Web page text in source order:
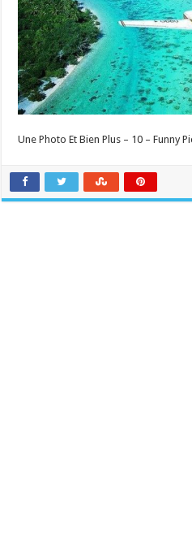
Une Photo Et Bien Plus – 10 – Funny